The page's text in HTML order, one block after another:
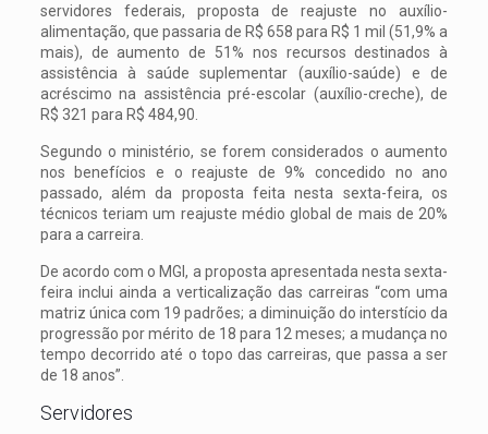
servidores federais, proposta de reajuste no auxílio-
alimentação, que passaria de R$ 658 para R$ 1 mil (51,9% a
mais), de aumento de 51% nos recursos destinados à
assistência à saúde suplementar (auxílio-saúde) e de
acréscimo na assistência pré-escolar (auxílio-creche), de
R$ 321 para R$ 484,90.
Segundo o ministério, se forem considerados o aumento
nos benefícios e o reajuste de 9% concedido no ano
passado, além da proposta feita nesta sexta-feira, os
técnicos teriam um reajuste médio global de mais de 20%
para a carreira.
De acordo com o MGI, a proposta apresentada nesta sexta-
feira inclui ainda a verticalização das carreiras “com uma
matriz única com 19 padrões; a diminuição do interstício da
progressão por mérito de 18 para 12 meses; a mudança no
tempo decorrido até o topo das carreiras, que passa a ser
de 18 anos”.
Servidores